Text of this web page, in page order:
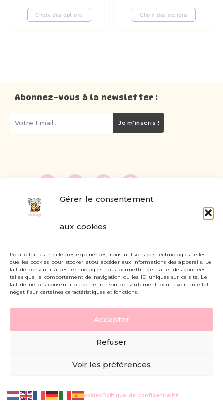
Gérer le consentement
aux cookies
Pour offrir les meilleures expériences, nous utilisons des technologies telles
que les cookies pour stocker et/ou accéder aux informations des appareils. Le
fait de consentir à ces technologies nous permettra de traiter des données
telles que le comportement de navigation ou les ID uniques sur ce site. Le
fait de ne pas consentir ou de retirer son consentement peut avoir un effet
négatif sur certaines caractéristiques et fonctions.
Accepter
Refuser
Voir les préférences
Politique de cookiesPolitique de confidentialité
Choix des options Choix des options
Abonnez-vous à la newsletter :
Je m'inscris !
Livraisons et retours
Mon compte
Carte cadeau
Politique de confidentialité
Mentions légales - CGV
© AIKOP 2026, tous droits réservés.